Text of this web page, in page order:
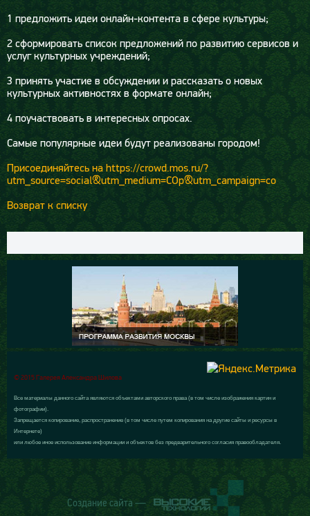
1 предложить идеи онлайн-контента в сфере культуры;
2 сформировать список предложений по развитию сервисов и
услуг культурных учреждений;
3 принять участие в обсуждении и рассказать о новых
культурных активностях в формате онлайн;
4 поучаствовать в интересных опросах.
Самые популярные идеи будут реализованы городом!
Присоединяйтесь на https://crowd.mos.ru/?
utm_source=social&utm_medium=COp&utm_campaign=co
Возврат к списку
© 2015 Галерея Александра Шилова
Все материалы данного сайта являются объектами авторского права (в том числе изображения картин и
фотографии).
Запрещается копирование, распространение (в том числе путем копирования на другие сайты и ресурсы в
Интернете)
или любое иное использование информации и объектов без предварительного согласия правообладателя.
Создание сайта —